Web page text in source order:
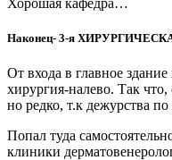
Наконец- 3-я
От входа в главное
хирургия-налево. Так
но редко, т.к дежурства
Попал туда
клиники